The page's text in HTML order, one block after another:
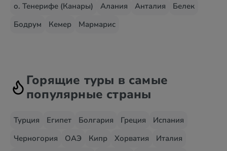
о. Тенерифе (Канары)
Алания Анталия
Белек
Бодрум
Кемер Мармарис
Горящие туры в самые
популярные страны
Турция Египет Болгария Греция
Испания
Черногория
ОАЭ Кипр Хорватия
Италия